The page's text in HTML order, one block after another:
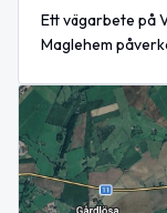
Ett vägarbete på
Maglehem